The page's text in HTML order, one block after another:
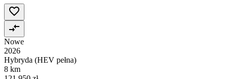
Nowe
2026
Hybryda (HEV pełna)
8 km